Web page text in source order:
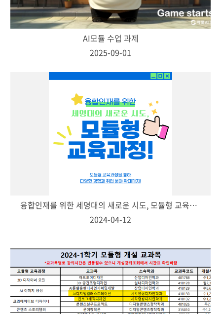
AI모듈 수업 과제
2025-09-01
융합인재를 위한 세명대의 새로운 시도, 모듈형 교육과정!
2024-04-12